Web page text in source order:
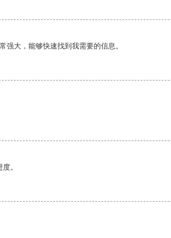
大，能够快速找到我需要的信息。
。